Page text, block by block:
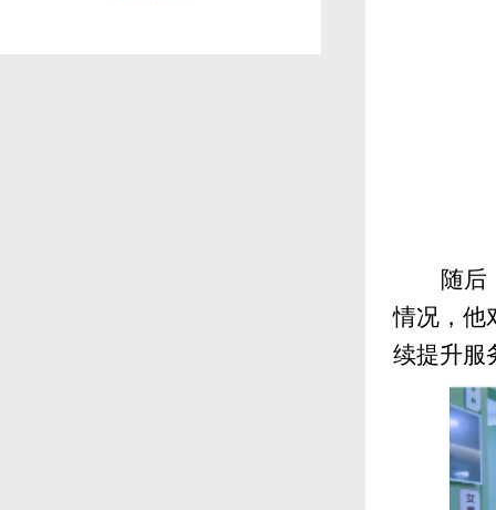
随后
情况，他
续提升服